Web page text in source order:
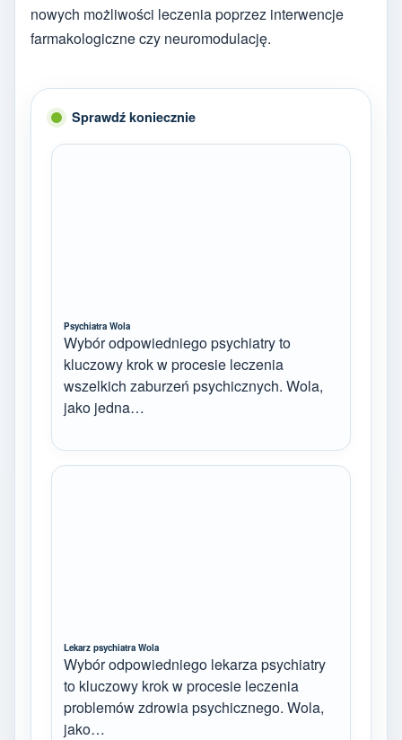
nowych możliwości leczenia poprzez interwencje
farmakologiczne czy neuromodulację.
Sprawdź koniecznie
Psychiatra Wola
Wybór odpowiedniego psychiatry to
kluczowy krok w procesie leczenia
wszelkich zaburzeń psychicznych. Wola,
jako jedna…
Lekarz psychiatra Wola
Wybór odpowiedniego lekarza psychiatry
to kluczowy krok w procesie leczenia
problemów zdrowia psychicznego. Wola,
jako…